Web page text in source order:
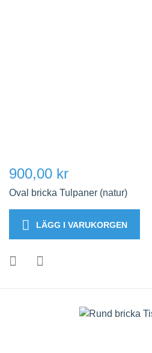
900,00 kr
Oval bricka Tulpaner (natur)
LÄGG I VARUKORGEN